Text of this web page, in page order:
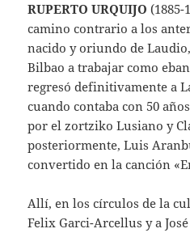
RUPERTO URQUIJO
camino contrario a los
nacido y oriundo de
Bilbao a trabajar como
regresó definitivamente a
cuando contaba con 50
por el zortziko Lusiano y
posteriormente, Luis
convertido en la canción
Allí, en los círculos de la
Felix Garci-Arcellus y a